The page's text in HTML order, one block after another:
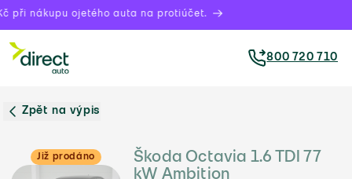
při nákupu ojetého auta na protiúčet.
800 720 710
Zpět na výpis
Již prodáno
Škoda Octavia 1.6 TDI 77
kW Ambition